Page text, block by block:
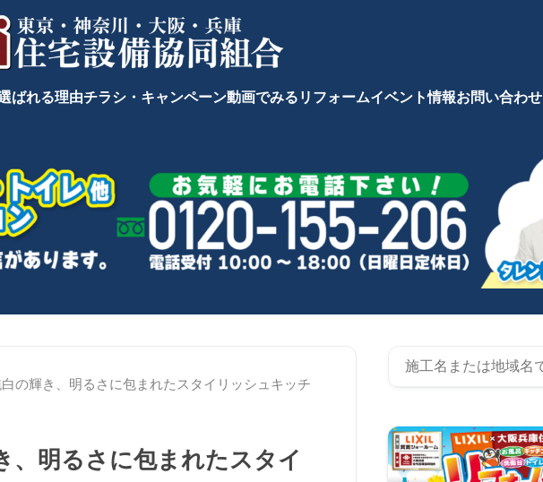
ばれる理由チラシ・キャンペーン動画でみるリフォームイベント情報お問い合わせ
の輝き、明るさに包まれたスタイリッシュキッチ
、明るさに包まれたスタイ